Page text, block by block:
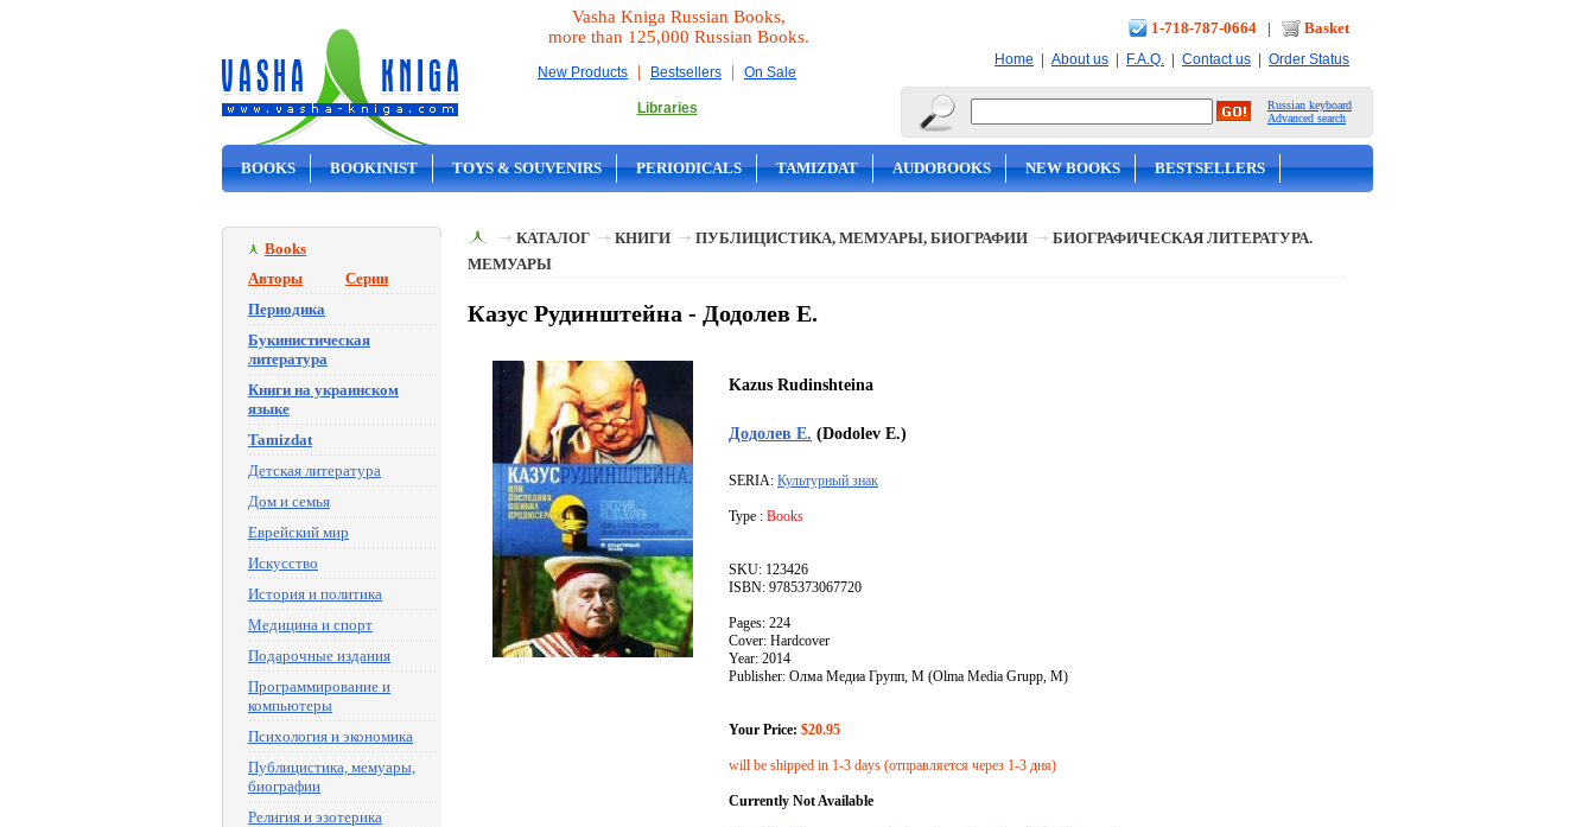
Vasha Kniga Russian Books,
more than 125,000 Russian Books.
New Products | Bestsellers | On Sale
Libraries
1-718-787-0664 | Basket
Home | About us | F.A.Q. | Contact us | Order Status
Russian keyboard
Advanced search
BOOKS BOOKINIST TOYS & SOUVENIRS PERIODICALS TAMIZDAT AUDOBOOKS NEW BOOKS BESTSELLERS
Books
Авторы
Серии
Периодика
Букинистическая
литература
Книги на украинском
языке
Tamizdat
Детская литература
Дом и семья
Еврейский мир
Искусство
История и политика
Медицина и спорт
Подарочные издания
Программирование и
компьютеры
Психология и экономика
Публицистика, мемуары,
биографии
Религия и эзотерика
КАТАЛОГ КНИГИ ПУБЛИЦИСТИКА, МЕМУАРЫ, БИОГРАФИИ
БИОГРАФИЧЕСКАЯ ЛИТЕРАТУРА.
МЕМУАРЫ
Казус Рудинштейна - Додолев Е.
Kazus Rudinshteina
Додолев Е. (Dodolev E.)
SERIA: Культурный знак
Type : Books
SKU: 123426
ISBN: 9785373067720
Pages: 224
Cover: Hardcover
Year: 2014
Publisher: Олма Медиа Групп, М (Olma Media Grupp, M)
Your Price: $20.95
will be shipped in 1-3 days (отправляется через 1-3 дня)
Currently Not Available